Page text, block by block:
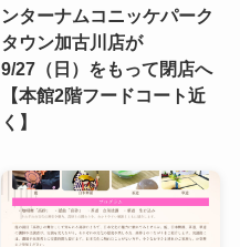
ンターナムコニッケパーク
タウン加古川店が
9/27（日）をもって閉店へ
【本館2階フードコート近
く】